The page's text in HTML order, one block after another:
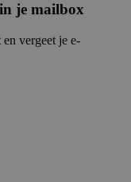
je mailbox
vergeet je e-